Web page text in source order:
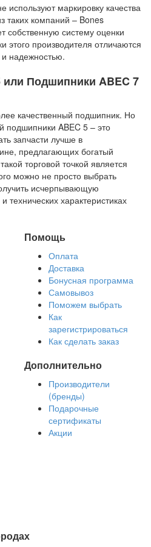
используют маркировку качества
таких компаний – Bones
собственную систему оценки
этого производителя отличаются
надежностью.
Подшипники ABEC 7
качественный подшипник. Но
подшипники ABEC 5 – это
запчасти лучше в
предлагающих богатый
торговой точкой является
можно не просто выбрать
исчерпывающую
технических характеристиках
Помощь
Оплата
Доставка
Бонусная программа
Самовывоз
Поможем выбрать
Как
зарегистрироваться
Как сделать заказ
Дополнительно
Производители
(бренды)
Подарочные
сертификаты
Акции